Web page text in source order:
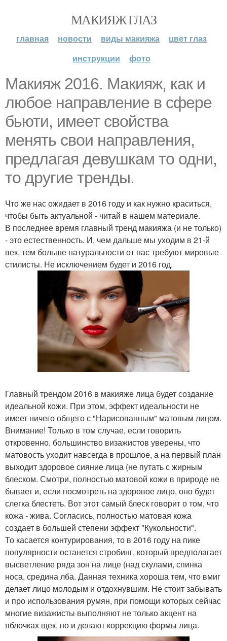
МАКИЯЖ ГЛАЗ
главная новости виды макияжа
цвет глаз
инструкции
фото
Макияж 2016. Макияж, как и
любое направление в сфере
бьюти, имеет свойства
менять свои направления,
предлагая девушкам то одни,
то другие тренды.
Что же нас ожидает в 2016 году и как нужно краситься,
чтобы быть актуальной - читай в нашем материале.
В последнее время главный тренд макияжа (и не только)
- это естественность. И, чем дальше мы уходим в 21-й
век, тем больше натуральности от нас требуют мировые
стилисты. Не исключением будет и 2016 год.
Главный трендом 2016 в макияже лица будет создание
идеальной кожи. При этом, эффект идеальности не
имеет ничего общего с "Нарисованным" матовым лицом.
Внимание! Только в том случае, если говорить
откровенно, большинство визажистов уверены, что
матовость уходит навсегда в прошлое, а на первый план
выходит здоровое сияние лица (не путать с жирным
блеском. Смотри, полностью матовой кожи в природе не
бывает и, если посмотреть на здоровое лицо, оно будет
слегка блестеть. Вот этот самый блеск говорит о том, что
кожа - жива. Согласись, полностью матовая кожа
создает в большей степени эффект "Кукольности".
То касается контурирования, то в 2016 году на пике
популярности останется стробинг, который предполагает
высветление ряда зон на лице (над скулами, спинка
носа, средина лба. Данная техника хороша тем, что вмиг
делает лицо молодым и отдохнувшим. Не стоит забывать
и про использования румян, при помощи которых сейчас
многие визажисты выполняют не только акцент на
яблочках щек, но и делают коррекцию формы лица.